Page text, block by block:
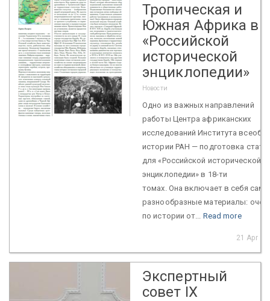
Тропическая и
Южная Африка в
«Российской
исторической
энциклопедии»
Новости
Одно из важных направлений
работы Центра африканских
исследований Института
истории РАН — подготовка
для «Российской исторической
энциклопедии» в 18-ти
томах. Она включает в себя
разнообразные материалы:
по истории от... Read more
21 Apr
Экспертный
совет IX